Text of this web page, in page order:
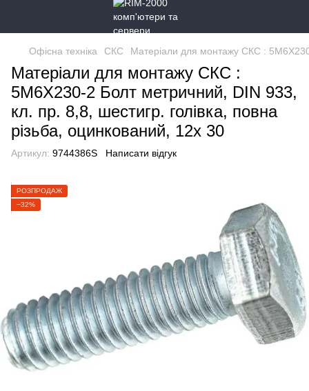
Офісна техніка СКС Матеріали для монтажу СКС :
Матеріали для монтажу СКС :
5M6X230-2 Болт метричний, DIN 933,
кл. пр. 8,8, шестигр. голiвка, повна
рiзьба, оцинкований, 12х 30
Артикул: 9744386S Написати відгук
РОЗПРОДАЖ
−32%